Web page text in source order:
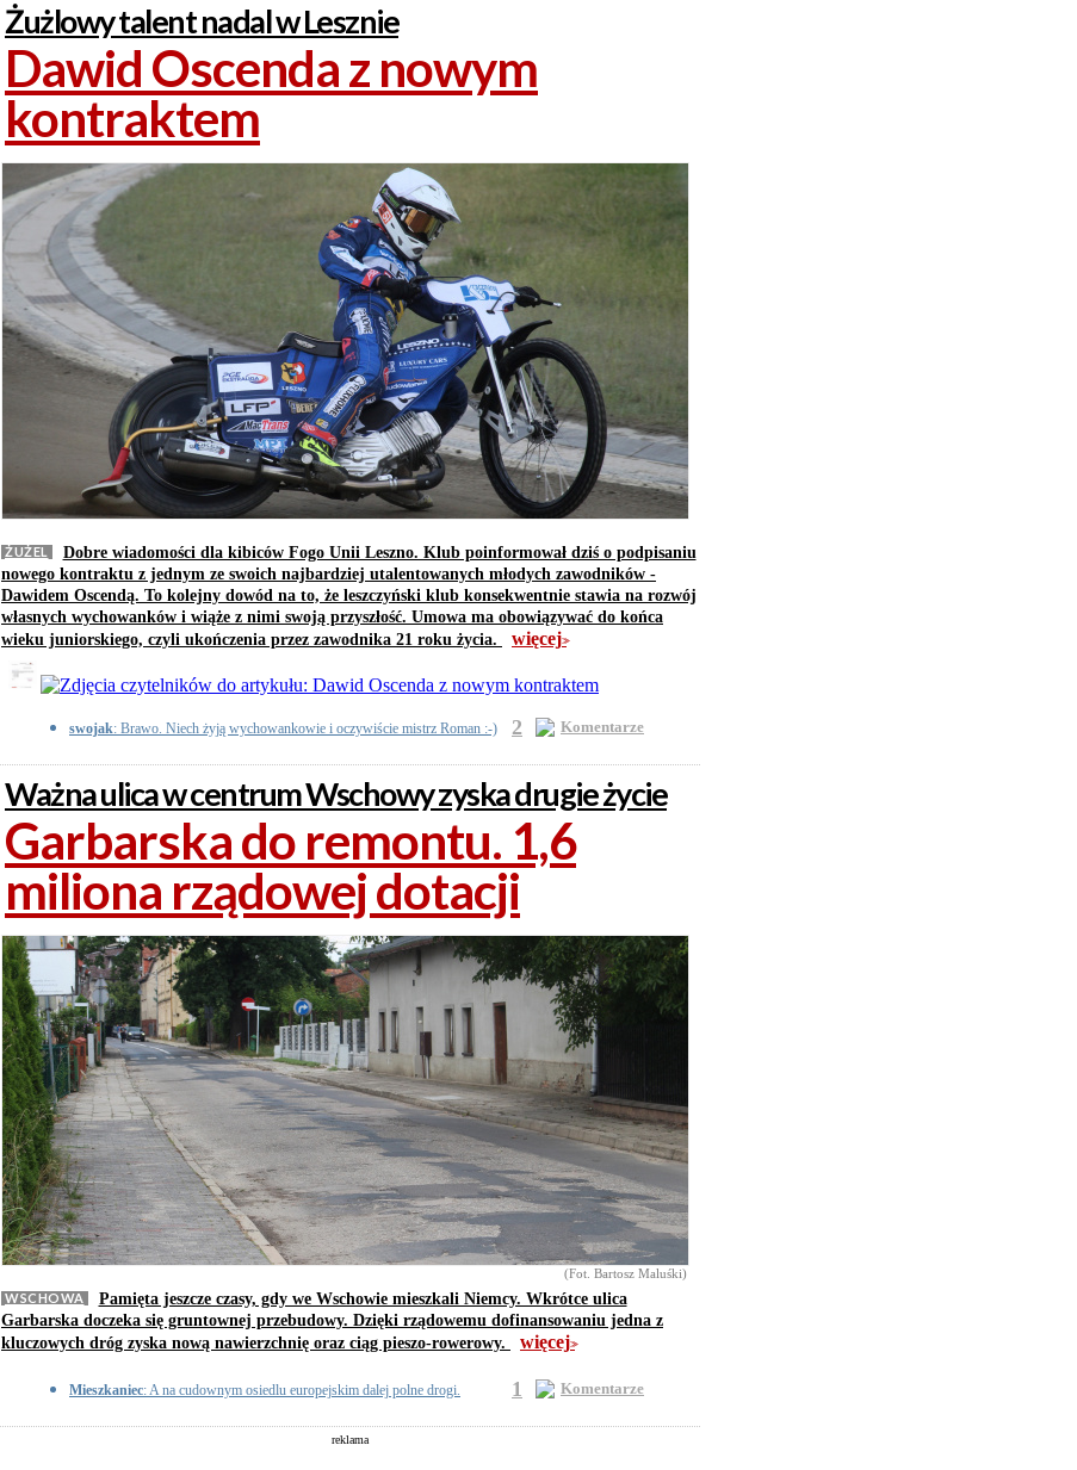
Żużlowy talent nadal w Lesznie
Dawid Oscenda z nowym
kontraktem
ŻUŻEL
Dobre wiadomości dla kibiców Fogo Unii Leszno. Klub poinformował dziś o podpisaniu
nowego kontraktu z jednym ze swoich najbardziej utalentowanych młodych zawodników -
Dawidem Oscendą. To kolejny dowód na to, że leszczyński klub konsekwentnie stawia na rozwój
własnych wychowanków i wiąże z nimi swoją przyszłość. Umowa ma obowiązywać do końca
wieku juniorskiego, czyli ukończenia przez zawodnika 21 roku życia.
więcej>>
swojak: Brawo. Niech żyją wychowankowie i oczywiście mistrz Roman :-) 2 Komentarze
Ważna ulica w centrum Wschowy zyska drugie życie
Garbarska do remontu. 1,6
miliona rządowej dotacji
(Fot. Bartosz Maluśki)
WSCHOWA
Pamięta jeszcze czasy, gdy we Wschowie mieszkali Niemcy. Wkrótce ulica
Garbarska doczeka się gruntownej przebudowy. Dzięki rządowemu dofinansowaniu jedna z
kluczowych dróg zyska nową nawierzchnię oraz ciąg pieszo-rowerowy.
więcej>>
Mieszkaniec: A na cudownym osiedlu europejskim dalej polne drogi. 1 Komentarze
reklama